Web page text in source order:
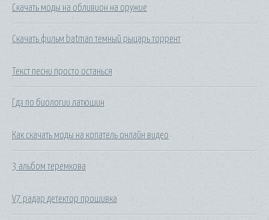
Скачать моды на обливион на оружие
Скачать фильм batman темный рыцарь торрент
Текст песни просто останься
Гдз по биологии латюшин
Как скачать моды на копатель онлайн видео
3 альбом теремкова
V7 радар детектор прошивка